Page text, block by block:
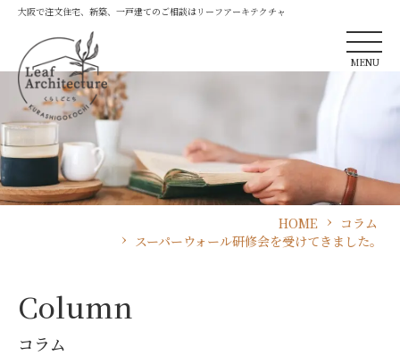
大阪で注文住宅、新築、一戸建てのご相談はリーフアーキテクチャ
MENU
HOME
コラム
スーパーウォール研修会を受けてきました。
Column
コラム